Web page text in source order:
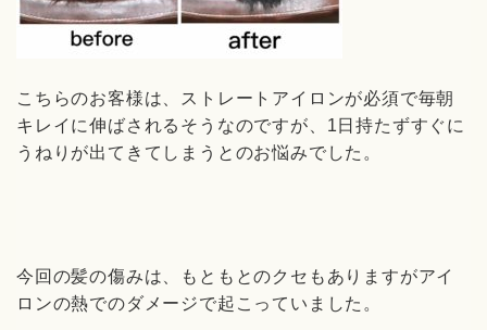
こちらのお客様は、ストレートアイロンが必須で毎朝
キレイに伸ばされるそうなのですが、1日持たずすぐに
うねりが出てきてしまうとのお悩みでした。
今回の髪の傷みは、もともとのクセもありますがアイ
ロンの熱でのダメージで起こっていました。